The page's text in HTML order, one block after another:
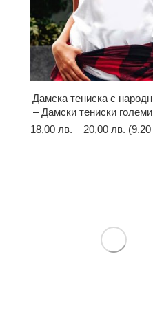
Дамска тениска с
– Дамски тениски
18,00 лв. –20,00 лв.